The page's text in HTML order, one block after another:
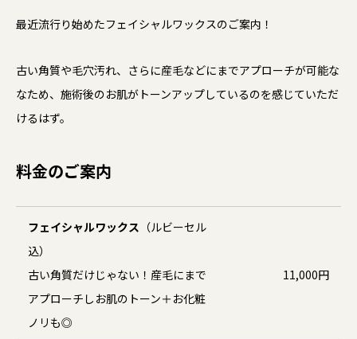
最近流行り始めたフェイシャルワックスのご案内！
古い角質や毛穴汚れ、さらに産毛などにまでアプローチが可能な
なため、施術後のお肌がトーンアップしているのを感じていただ
けるはず。
料金のご案内
フェイシャルワックス （ルビーセル
込）
古い角質だけじゃない！産毛にまで
アプローチしお肌のトーン＋お化粧
ノリも◎
11,000円